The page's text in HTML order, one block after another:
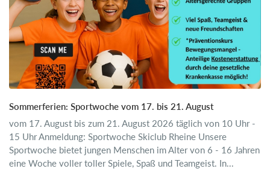
Sommerferien: Sportwoche vom 17. bis 21. August
vom 17. August bis zum 21. August 2026 täglich von 10 Uhr -
15 Uhr Anmeldung: Sportwoche Skiclub Rheine Unsere
Sportwoche bietet jungen Menschen im Alter von 6 - 16 Jahren
eine Woche voller toller Spiele, Spaß und Teamgeist. In...